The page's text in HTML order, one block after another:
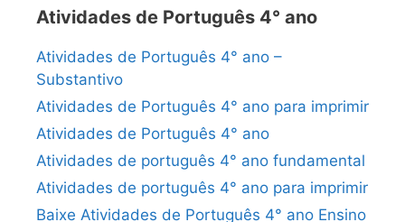
Atividades de Português 4° ano
Atividades de Português 4° ano –
Substantivo
Atividades de Português 4° ano para imprimir
Atividades de Português 4° ano
Atividades de português 4° ano fundamental
Atividades de português 4° ano para imprimir
Baixe Atividades de Português 4° ano Ensino